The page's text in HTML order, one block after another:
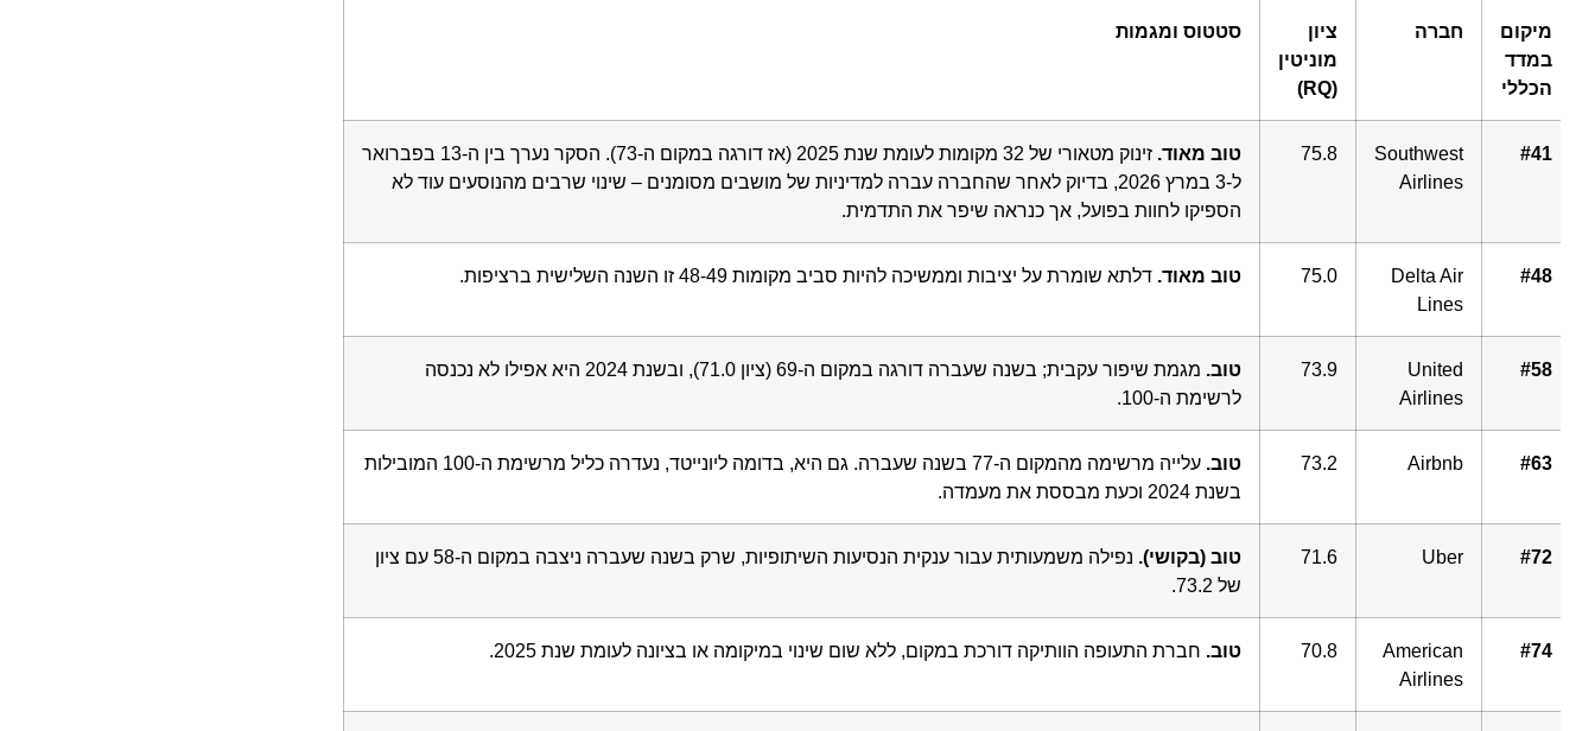
מיקום
במדד
הכללי
חברה
מוניטין
סטטוס ומגמות
Southwest
Airlines
75.8 טוב מאוד.
זינוק מטאורי של 32 מקומות לעומת שנת 2025 (אז דורגה במקום ה-73). הסקר נערך בין ה-13 בפברואר
ל-3 במרץ 2026, בדיוק לאחר שהחברה עברה למדיניות של מושבים מסומנים – שינוי שרבים מהנוסעים עוד לא
הספיקו לחוות בפועל, אך כנראה שיפר את התדמית.
Delta Air
Lines
75.0 טוב מאוד.דלתא שומרת על יציבות וממשיכה להיות סביב מקומות 48-49 זו השנה השלישית ברציפות.
United
Airlines
73.9 טוב.
מגמת שיפור עקבית; בשנה שעברה דורגה במקום ה-69 (ציון 71.0), ובשנת 2024 היא אפילו לא נכנסה
לרשימת ה-100.
Airbnb
73.2 טוב.
עלייה מרשימה מהמקום ה-77 בשנה שעברה. גם היא, בדומה ליונייטד, נעדרה כליל מרשימת ה-100 המובילות
בשנת 2024 וכעת מבססת את מעמדה.
Uber
71.6 טוב (בקושי).
נפילה משמעותית עבור ענקית הנסיעות השיתופיות, שרק בשנה שעברה ניצבה במקום ה-58 עם ציון
American
Airlines
70.8 טוב.חברת התעופה הוותיקה דורכת במקום, ללא שום שינוי במיקומה או בציונה לעומת שנת 2025.